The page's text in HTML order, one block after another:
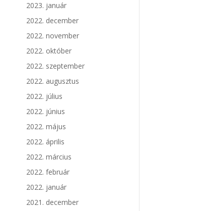
2023. január
2022. december
2022. november
2022. október
2022. szeptember
2022. augusztus
2022. július
2022. június
2022. május
2022. április
2022. március
2022. február
2022. január
2021. december